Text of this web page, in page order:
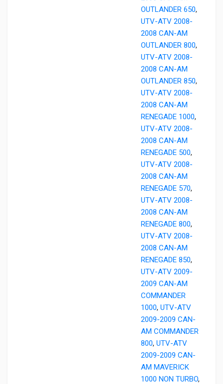
OUTLANDER 650,
UTV-ATV 2008-
2008 CAN-AM
OUTLANDER 800,
UTV-ATV 2008-
2008 CAN-AM
OUTLANDER 850,
UTV-ATV 2008-
2008 CAN-AM
RENEGADE 1000,
UTV-ATV 2008-
2008 CAN-AM
RENEGADE 500,
UTV-ATV 2008-
2008 CAN-AM
RENEGADE 570,
UTV-ATV 2008-
2008 CAN-AM
RENEGADE 800,
UTV-ATV 2008-
2008 CAN-AM
RENEGADE 850,
UTV-ATV 2009-
2009 CAN-AM
COMMANDER
1000, UTV-ATV
2009-2009 CAN-
AM COMMANDER
800, UTV-ATV
2009-2009 CAN-
AM MAVERICK
1000 NON TURBO,